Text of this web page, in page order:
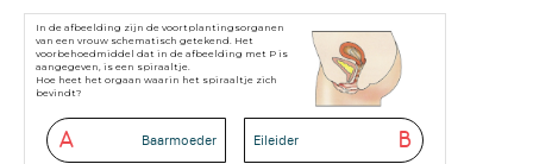
In de afbeelding zijn de voortplantingsorganen
van een vrouw schematisch getekend. Het
voorbehoedmiddel dat in de afbeelding met P is
aangegeven, is een spiraaltje.
Hoe heet het orgaan waarin het spiraaltje zich
bevindt?
A Baarmoeder B
Eileider